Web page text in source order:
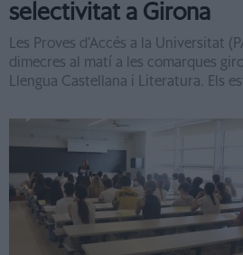
selectivitat a Girona
Les Proves d’Accés a la Universitat
dimecres al matí a les comarques
Llengua Castellana i Literatura. Els